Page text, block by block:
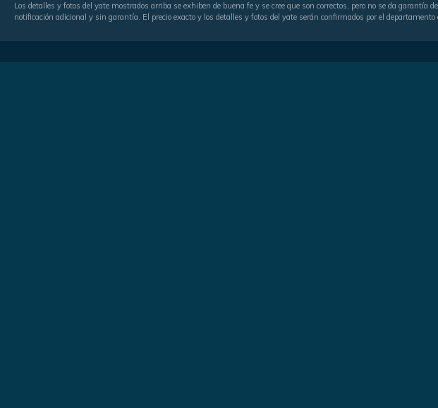
Los detalles y fotos del yate mostrados arriba se exhiben de buena fe y se cree que son correctos, pero no se da garantía
notificación adicional y sin garantía. El precio exacto y los detalles y fotos del yate serán confirmados por el